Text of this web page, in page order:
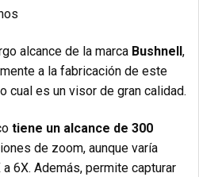
alcance de la marca Bushnell,
a la fabricación de este
cual es un visor de gran calidad.
tiene un alcance de 300
de zoom, aunque varía
6X. Además, permite capturar